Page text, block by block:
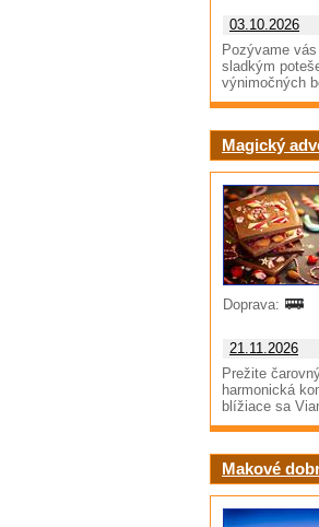
03.10.2026
Pozývame
sladkým
výnimočných
Magický
Doprava:
21.11.2026
Prežite
harmonická
blížiace sa
Makové